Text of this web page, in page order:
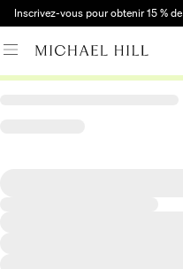
Inscrivez-vous pour obtenir 15 %